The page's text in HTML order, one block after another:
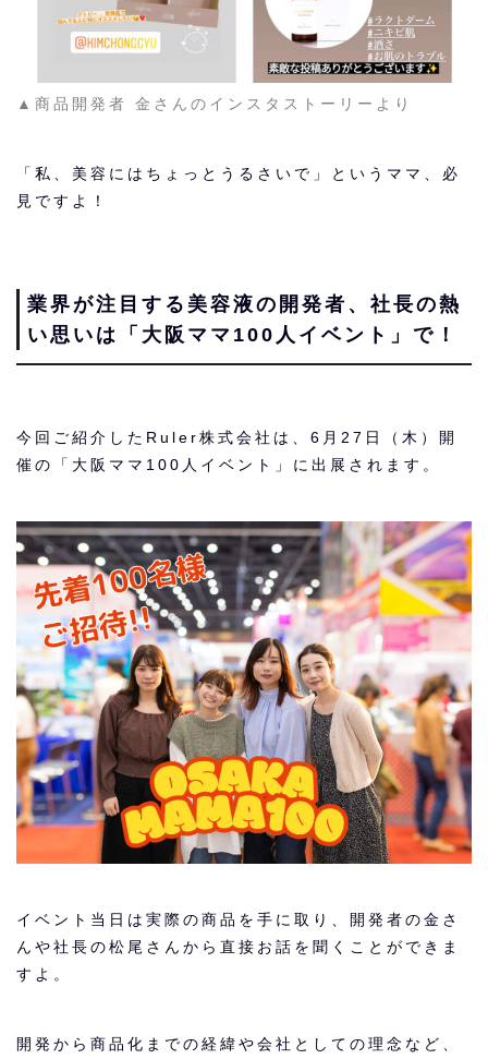
▲商品開発者 金さんのインスタストーリーより
「私、美容にはちょっとうるさいで」というママ、必
見ですよ！
業界が注目する美容液の開発者、社長の熱
い思いは「大阪ママ100人イベント」で！
今回ご紹介したRuler株式会社は、6月27日（木）開
催の「大阪ママ100人イベント」に出展されます。
イベント当日は実際の商品を手に取り、開発者の金さ
んや社長の松尾さんから直接お話を聞くことができま
すよ。
開発から商品化までの経緯や会社としての理念など、